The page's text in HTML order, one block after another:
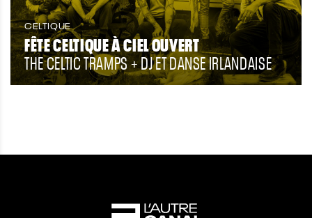
CELTIQUE
FÊTE CELTIQUE À CIEL OUVERT
THE CELTIC TRAMPS + DJ ET DANSE IRLANDAISE